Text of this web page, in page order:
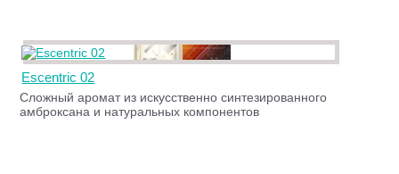
Escentric 02
Сложный аромат из искусственно синтезированного
амброксана и натуральных компонентов